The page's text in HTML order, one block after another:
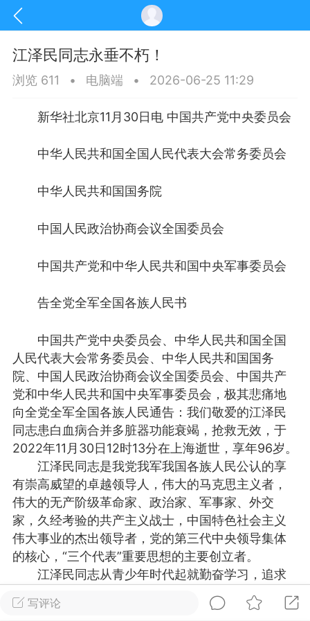
印象文山 商务服务 家政服务
网络
Lv 6
28 17:58
电脑端 公开内容
，我来了
锡
0 2.54w
生活在线
VIP 7
28 12:59
电脑端 公开内容
：街巷间的爽滑滋味
山街巷，米线摊前已排起长队。老板娘
有的米线放进沸水，“米线要选白亮柔韧
写评论
江泽民同志永垂不朽！
浏览 611 • 电脑端 • 2026-06-25 11:29
新华社北京11月30日电 中国共产党中央委员会
中华人民共和国全国人民代表大会常务委员会
中华人民共和国国务院
中国人民政治协商会议全国委员会
中国共产党和中华人民共和国中央军事委员会
告全党全军全国各族人民书
中国共产党中央委员会、中华人民共和国全国
人民代表大会常务委员会、中华人民共和国国务
院、中国人民政治协商会议全国委员会、中国共产
党和中华人民共和国中央军事委员会，极其悲痛地
向全党全军全国各族人民通告：我们敬爱的江泽民
同志患白血病合并多脏器功能衰竭，抢救无效，于
2022年11月30日12时13分在上海逝世，享年96岁。
江泽民同志是我党我军我国各族人民公认的享
有崇高威望的卓越领导人，伟大的马克思主义者，
伟大的无产阶级革命家、政治家、军事家、外交
家，久经考验的共产主义战士，中国特色社会主义
伟大事业的杰出领导者，党的第三代中央领导集体
的核心，“三个代表”重要思想的主要创立者。
江泽民同志从青少年时代起就勤奋学习，追求
真理，受到爱国主义思想和民主革命思想的启蒙。
在大学学习期间，经过积极参加抗日爱国活动洗